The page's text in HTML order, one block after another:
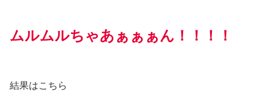
ムルムルちゃあぁぁぁん！！！！
結果はこちら